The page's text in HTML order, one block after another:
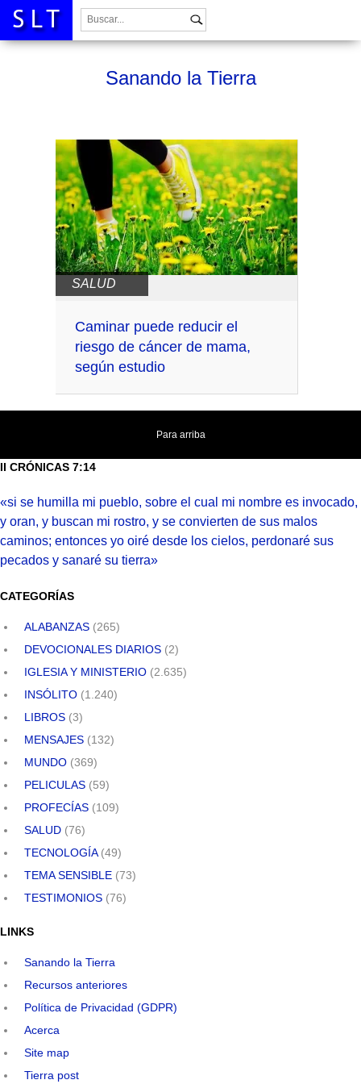
Buscar:
Sanando la Tierra
SALUD
Caminar puede reducir el
riesgo de cáncer de mama,
según estudio
Para arriba
II CRÓNICAS 7:14
«si se humilla mi pueblo, sobre el cual mi nombre es invocado,
y oran, y buscan mi rostro, y se convierten de sus malos
caminos; entonces yo oiré desde los cielos, perdonaré sus
pecados y sanaré su tierra»
CATEGORÍAS
ALABANZAS (265)
DEVOCIONALES DIARIOS (2)
IGLESIA Y MINISTERIO (2.635)
INSÓLITO (1.240)
LIBROS (3)
MENSAJES (132)
MUNDO (369)
PELICULAS (59)
PROFECÍAS (109)
SALUD (76)
TECNOLOGÍA(49)
TEMA SENSIBLE (73)
TESTIMONIOS (76)
LINKS
Sanando la Tierra
Recursos anteriores
Política de Privacidad (GDPR)
Acerca
Site map
Tierra post